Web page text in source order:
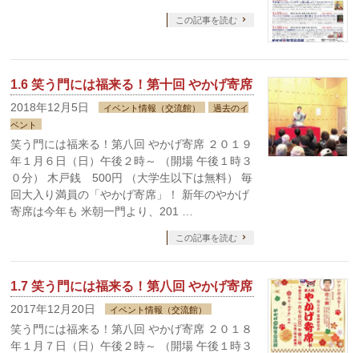
この記事を読む
1.6 笑う門には福来る！第十回 やかげ寄席
2018年12月5日 イベント情報（交流館）
過去のイ
ベント
笑う門には福来る！第八回 やかげ寄席 ２０１９
年１月６日（日）午後２時～ （開場 午後１時３
０分） 木戸銭 500円 （大学生以下は無料） 毎
回大入り満員の「やかげ寄席」！ 新年のやかげ
寄席は今年も 米朝一門より、201 …
この記事を読む
1.7 笑う門には福来る！第八回 やかげ寄席
2017年12月20日 イベント情報（交流館）
笑う門には福来る！第八回 やかげ寄席 ２０１８
年１月７日（日）午後２時～ （開場 午後１時３